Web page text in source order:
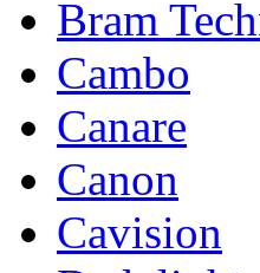
Bram
Cambo
Canare
Canon
Cavision